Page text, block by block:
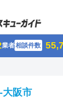
業者相談件数
大阪市